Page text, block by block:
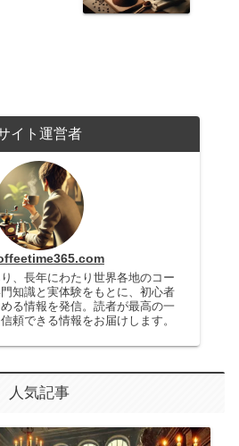
イト運営者
、長年にわたり世界各地のコー
知識と実体験をもとに、初心者
る情報を発信。読者が最高の一
頼できる情報をお届けします。
人気記事